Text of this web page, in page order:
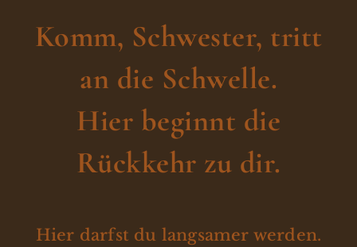
Komm, Schwester, tritt
an die Schwelle.
Hier beginnt die
Rückkehr zu dir.
Hier darfst du langsamer werden.